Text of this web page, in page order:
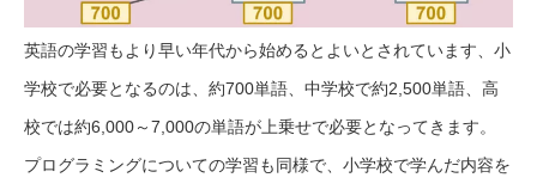
英語の学習もより早い年代から始めるとよいとされています、小
学校で必要となるのは、約700単語、中学校で約2,500単語、高
校では約6,000～7,000の単語が上乗せで必要となってきます。
プログラミングについての学習も同様で、小学校で学んだ内容を